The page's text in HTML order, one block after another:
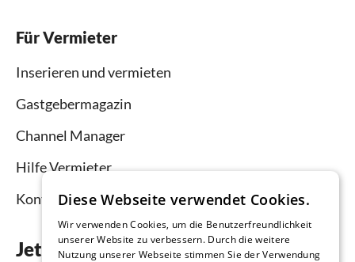
Für Vermieter
Inserieren und vermieten
Gastgebermagazin
Channel Manager
Hilfe Vermieter
Kontakt
Jetzt die App downloaden
Diese Webseite verwendet Cookies.
Wir verwenden Cookies, um die Benutzerfreundlichkeit
unserer Website zu verbessern. Durch die weitere
Nutzung unserer Webseite stimmen Sie der Verwendung